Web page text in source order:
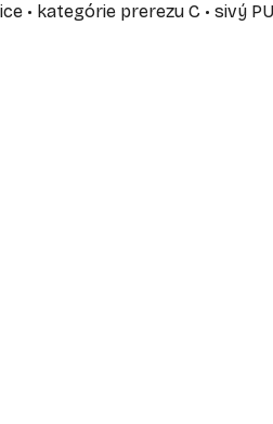
• kategórie prerezu C • sivý